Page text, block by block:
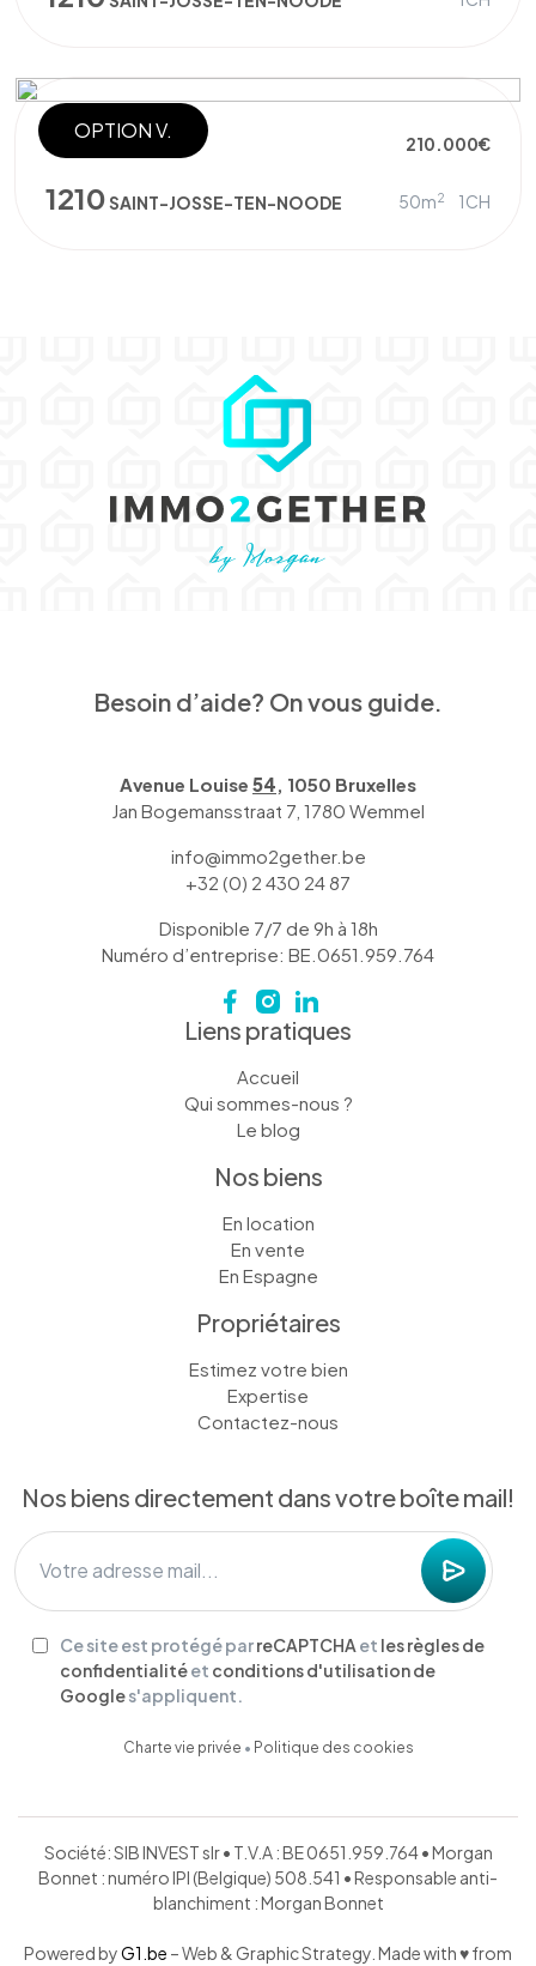
OPTION V.
APPARTEMENT 210.000€
1210SAINT-JOSSE-TEN-NOODE 50m2 1CH
Besoin d’aide? On vous guide.
Avenue Louise 54 , 1050 Bruxelles
Jan Bogemansstraat 7, 1780 Wemmel
info@immo2gether.be
+32 (0) 2 430 24 87
Disponible 7/7 de 9h à 18h
Numéro d’entreprise: BE.0651.959.764
Liens pratiques
Accueil
Qui sommes-nous ?
Le blog
Nos biens
En location
En vente
En Espagne
Propriétaires
Estimez votre bien
Expertise
Contactez-nous
Nos biens directement dans votre boîte mail!
Ce site est protégé parreCAPTCHA et les règles de
confidentialitéet conditions d'utilisation de
Googles'appliquent.
Charte vie privée • Politique des cookies
Société: SIB INVEST slr • T.V.A : BE 0651.959.764 • Morgan
Bonnet : numéro IPI (Belgique) 508.541 • Responsable anti-
blanchiment : Morgan Bonnet
Powered byG1.be – Web & Graphic Strategy. Made with ♥ from